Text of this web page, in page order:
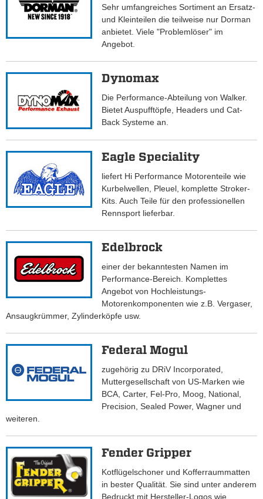
Sehr umfangreiches Sortiment an Ersatz-
und Kleinteilen die teilweise nur Dorman
anbietet. Viele "Problemlöser" im
Angebot.
Dynomax
Die Performance-Abteilung von Walker.
Bietet Auspufftöpfe, Headers und Cat-
Back Systeme an.
Eagle Speciality
liefert Hi Performance Motorenteile wie
Kurbelwellen, Pleuel, komplette Stroker-
Kits. Auch Teile für den professionellen
Rennsport lieferbar.
Edelbrock
einer der bekanntesten Namen im
Performance-Bereich. Komplettes
Angebot von Hochleistungs-
Motorenkomponenten wie z.B. Vergaser,
Ansaugkrümmer, Zylinderköpfe usw.
Federal Mogul
zugehörig zu DRiV Incorporated,
Muttergesellschaft von US-Marken wie
BCA, Carter, Fel-Pro, Moog, National,
Precision, Sealed Power, Wagner und
weiteren.
Fender Gripper
Kotflügelschoner und Kofferraummatten
in bester Qualität. Sie sind unter anderem
Bedruckt mit Hersteller-Logos wie